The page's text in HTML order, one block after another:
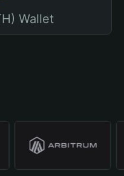
Wallet